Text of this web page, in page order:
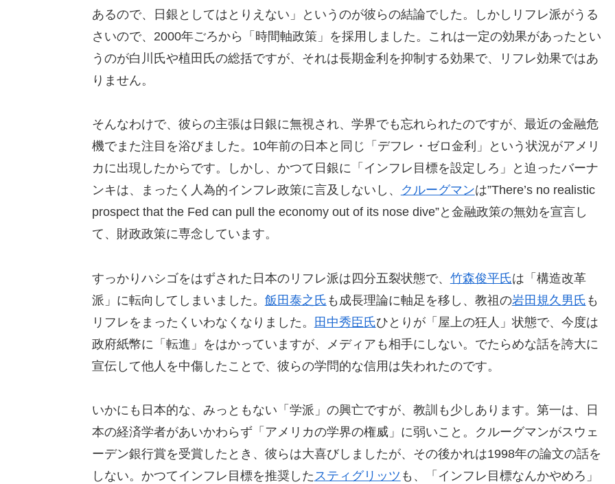
あるので、日銀としてはとりえない」というのが彼らの結論でした。しかしリフレ派がうる
さいので、2000年ごろから「時間軸政策」を採用しました。これは一定の効果があったとい
うのが白川氏や植田氏の総括ですが、それは長期金利を抑制する効果で、リフレ効果ではあ
りません。
そんなわけで、彼らの主張は日銀に無視され、学界でも忘れられたのですが、最近の金融危
機でまた注目を浴びました。10年前の日本と同じ「デフレ・ゼロ金利」という状況がアメリ
カに出現したからです。しかし、かつて日銀に「インフレ目標を設定しろ」と迫ったバーナ
ンキは、まったく人為的インフレ政策に言及しないし、
クルーグマンは”There’s no realistic
prospect that the Fed can pull the economy out of its nose dive”と金融政策の無効を宣言し
て、財政政策に専念しています。
すっかりハシゴをはずされた日本のリフレ派は四分五裂状態で、 竹森俊平氏は「構造改革
派」に転向してしまいました。 飯田泰之氏 も成長理論に軸足を移し、教祖の岩田規久男氏 も
リフレをまったくいわなくなりました。
田中秀臣氏ひとりが「屋上の狂人」状態で、今度は
政府紙幣に「転進」をはかっていますが、メディアも相手にしない。でたらめな話を誇大に
宣伝して他人を中傷したことで、彼らの学問的な信用は失われたのです。
いかにも日本的な、みっともない「学派」の興亡ですが、教訓も少しあります。第一は、日
本の経済学者があいかわらず「アメリカの学界の権威」に弱いこと。クルーグマンがスウェ
ーデン銀行賞を受賞したとき、彼らは大喜びしましたが、その後かれは1998年の論文の話を
しない。かつてインフレ目標を推奨したスティグリッツ も、「インフレ目標なんかやめろ」